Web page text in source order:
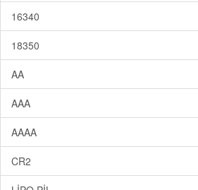
16340
18350
AA
AAA
AAAA
CR2